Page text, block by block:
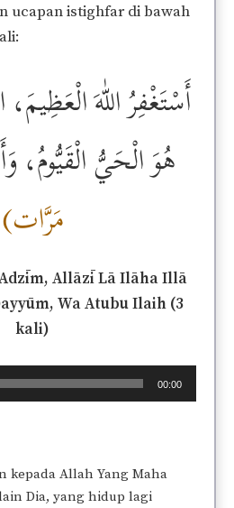
ucapan istighfar di bawah
أَسْتَغْفِرُ اللّٰهَ
هُوَ الْحَيُّ الْقَيُّومُ،
مَرَّات)
Allāzī Lā Ilāha Illā
Wa Atubu Ilaih (3
kali)
00:00
kepada Allah Yang Maha
Dia, yang hidup lagi